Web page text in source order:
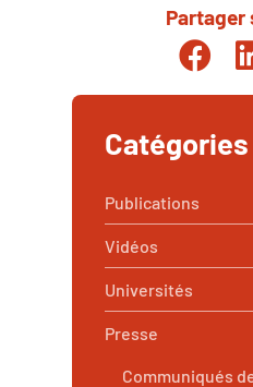
Partager
Catégories
Publications
Vidéos
Universités
Presse
Communiqués